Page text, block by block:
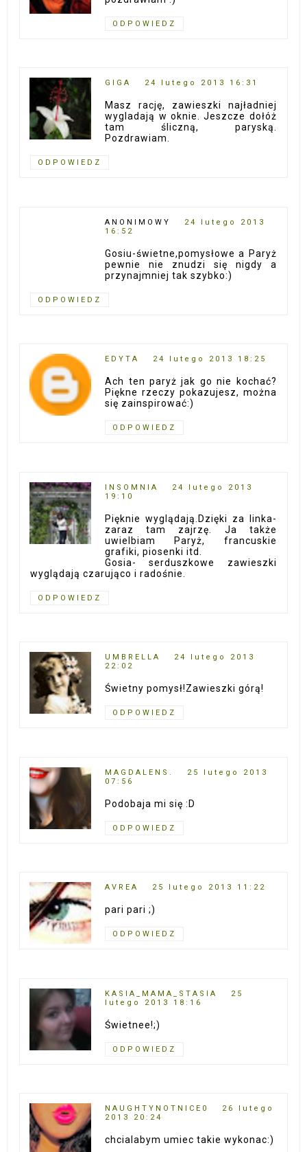
ODPOWIEDZ
GIGA 24 lutego 2013 16:31
Masz rację, zawieszki najładniej
wygladają w oknie. Jeszcze dołóż
tam śliczną, paryską.
Pozdrawiam.
ODPOWIEDZ
ANONIMOWY
24 lutego 2013
16:52
Gosiu-świetne,pomysłowe a Paryż
pewnie nie znudzi się nigdy a
przynajmniej tak szybko:)
ODPOWIEDZ
EDYTA 24 lutego 2013 18:25
Ach ten paryż jak go nie kochać?
Piękne rzeczy pokazujesz, można
się zainspirować:)
ODPOWIEDZ
INSOMNIA
24 lutego 2013
19:10
Pięknie wyglądają.Dzięki za linka-
zaraz tam zajrzę. Ja także
uwielbiam Paryż, francuskie
grafiki, piosenki itd.
Gosia- serduszkowe zawieszki
wyglądają czarująco i radośnie.
ODPOWIEDZ
UMBRELLA
24 lutego 2013
22:02
Świetny pomysł!Zawieszki górą!
ODPOWIEDZ
MAGDALENS.
25 lutego 2013
07:56
Podobaja mi się :D
ODPOWIEDZ
AVREA 25 lutego 2013 11:22
pari pari ;)
ODPOWIEDZ
KASIA_MAMA_STASIA
25
lutego 2013 18:16
Świetnee!;)
ODPOWIEDZ
NAUGHTYNOTNICE0
26 lutego
2013 20:24
chcialabym umiec takie wykonac:)